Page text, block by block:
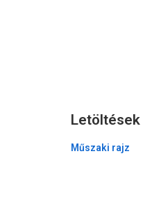
Letöltések
Műszaki rajz